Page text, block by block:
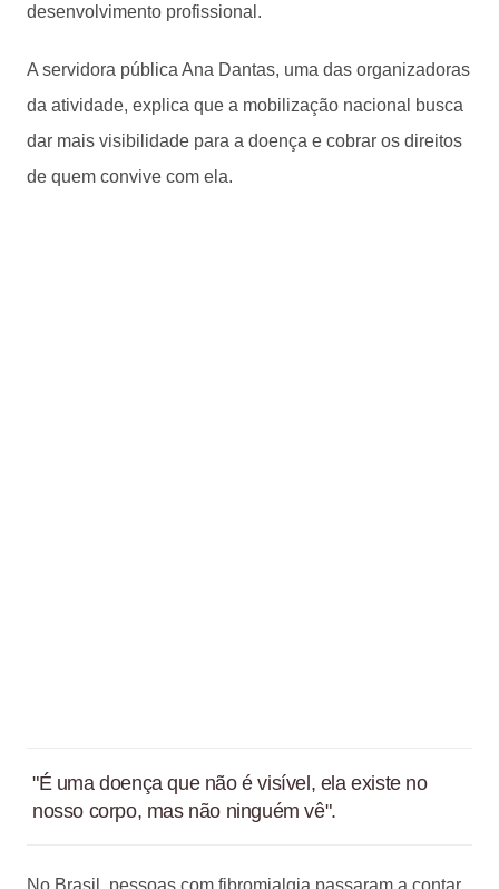
desenvolvimento profissional.
A servidora pública Ana Dantas, uma das organizadoras
da atividade, explica que a mobilização nacional busca
dar mais visibilidade para a doença e cobrar os direitos
de quem convive com ela.
"É uma doença que não é visível, ela existe no
nosso corpo, mas não ninguém vê".
No Brasil, pessoas com fibromialgia passaram a contar,